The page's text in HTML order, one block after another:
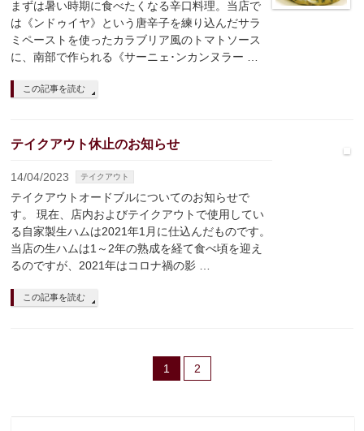
まずは暑い時期に食べたくなる辛口料理。当店で
は《ンドゥイヤ》という唐辛子を練り込んだサラ
ミペーストを使ったカラブリア風のトマトソース
に、南部で作られる《サーニェ･ンカンヌラー …
この記事を読む
テイクアウト休止のお知らせ
14/04/2023 テイクアウト
テイクアウトオードブルについてのお知らせで
す。 現在、店内およびテイクアウトで使用してい
る自家製生ハムは2021年1月に仕込んだものです。
当店の生ハムは1～2年の熟成を経て食べ頃を迎え
るのですが、2021年はコロナ禍の影 …
この記事を読む
1 2